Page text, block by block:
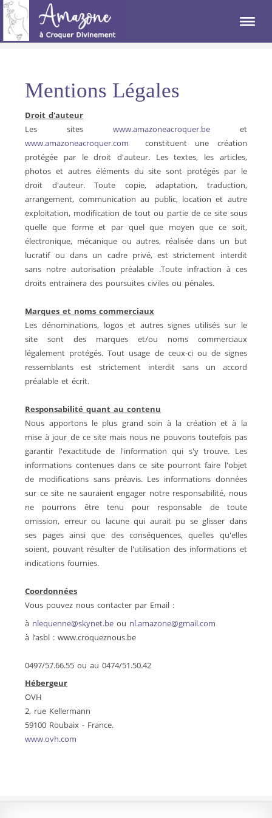
Mentions Légales
Droit d'auteur
Les sites www.amazoneacroquer.beet
www.amazoneacroquer.com constituent une création
protégée par le droit d'auteur. Les textes, les articles,
photos et autres éléments du site sont protégés par le
droit d'auteur. Toute copie, adaptation, traduction,
arrangement, communication au public, location et autre
exploitation, modification de tout ou partie de ce site sous
quelle que forme et par quel que moyen que ce soit,
électronique, mécanique ou autres, réalisée dans un but
lucratif ou dans un cadre privé, est strictement interdit
sans notre autorisation préalable .Toute infraction à ces
droits entrainera des poursuites civiles ou pénales.
Marques et noms commerciaux
Les dénominations, logos et autres signes utilisés sur le
site sont des marques et/ou noms commerciaux
légalement protégés. Tout usage de ceux-ci ou de signes
ressemblants est strictement interdit sans un accord
préalable et écrit.
Responsabilité quant au contenu
Nous apportons le plus grand soin à la création et à la
mise à jour de ce site mais nous ne pouvons toutefois pas
garantir l'exactitude de l'information qui s'y trouve. Les
informations contenues dans ce site pourront faire l'objet
de modifications sans préavis. Les informations données
sur ce site ne sauraient engager notre responsabilité, nous
ne pourrons être tenu pour responsable de toute
omission, erreur ou lacune qui aurait pu se glisser dans
ses pages ainsi que des conséquences, quelles qu'elles
soient, pouvant résulter de l'utilisation des informations et
indications fournies.
Coordonnées
Vous pouvez nous contacter par Email :
à nlequenne@skynet.be ou nl.amazone@gmail.com
à l’asbl : www.croqueznous.be
0497/57.66.55 ou au 0474/51.50.42
Hébergeur
OVH
2, rue Kellermann
59100 Roubaix - France.
www.ovh.com